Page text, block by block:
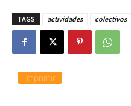
TAGS actividades colectivos
Imprimir